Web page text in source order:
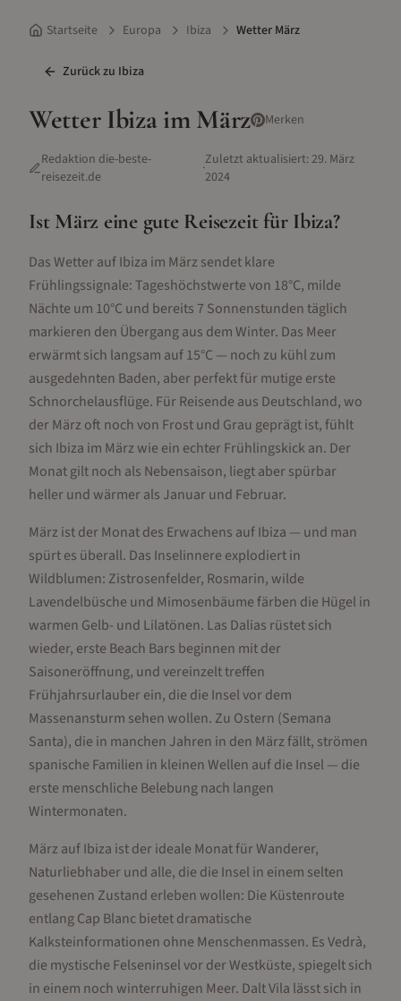
Startseite Europa Ibiza Wetter März
Zurück zu Ibiza
WetterIbizaimMärz Merken
Redaktion die-beste-
reisezeit.de
·Zuletzt aktualisiert:29. März
2024
Ist März eine gute Reisezeit für Ibiza?
Das Wetter auf Ibiza im März sendet klare
Frühlingssignale: Tageshöchstwerte von 18°C, milde
Nächte um 10°C und bereits 7 Sonnenstunden täglich
markieren den Übergang aus dem Winter. Das Meer
erwärmt sich langsam auf 15°C — noch zu kühl zum
ausgedehnten Baden, aber perfekt für mutige erste
Schnorchelausflüge. Für Reisende aus Deutschland, wo
der März oft noch von Frost und Grau geprägt ist, fühlt
sich Ibiza im März wie ein echter Frühlingskick an. Der
Monat gilt noch als Nebensaison, liegt aber spürbar
heller und wärmer als Januar und Februar.
März ist der Monat des Erwachens auf Ibiza — und man
spürt es überall. Das Inselinnere explodiert in
Wildblumen: Zistrosenfelder, Rosmarin, wilde
Lavendelbüsche und Mimosenbäume färben die Hügel in
warmen Gelb- und Lilatönen. Las Dalias rüstet sich
wieder, erste Beach Bars beginnen mit der
Saisoneröffnung, und vereinzelt treffen
Frühjahrsurlauber ein, die die Insel vor dem
Massenansturm sehen wollen. Zu Ostern (Semana
Santa), die in manchen Jahren in den März fällt, strömen
spanische Familien in kleinen Wellen auf die Insel — die
erste menschliche Belebung nach langen
Wintermonaten.
März auf Ibiza ist der ideale Monat für Wanderer,
Naturliebhaber und alle, die die Insel in einem selten
gesehenen Zustand erleben wollen: Die Küstenroute
entlang Cap Blanc bietet dramatische
Kalksteinformationen ohne Menschenmassen. Es Vedrà,
die mystische Felseninsel vor der Westküste, spiegelt sich
in einem noch winterruhigen Meer. Dalt Vila lässt sich in